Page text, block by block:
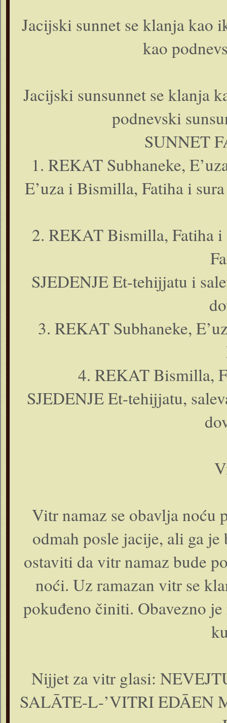
Jacijski sunnet se klanja kao
kao
Jacijski sunsunnet se klanja
podnevski
SUNNET
1. REKAT Subhaneke,
E’uza i Bismilla, Fatiha i
2. REKAT Bismilla, Fatiha
SJEDENJE Et-tehijjatu i
3. REKAT Subhaneke,
4. REKAT Bismilla,
SJEDENJE Et-tehijjatu,
Vitr namaz se obavlja noću
odmah posle jacije, ali ga
ostaviti da vitr namaz bude
noći. Uz ramazan vitr se
pokuđeno činiti. Obavezno
Nijjet za vitr glasi:
SALĀTE-L-’VITRI